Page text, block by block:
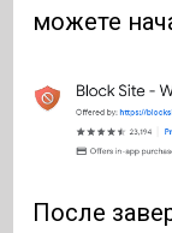
можете
После